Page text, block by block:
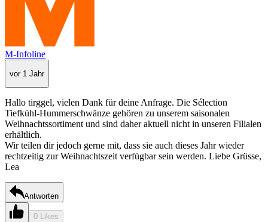
M-Infoline
vor 1 Jahr
Hallo tirggel, vielen Dank für deine Anfrage. Die Sélection
Tiefkühl-Hummerschwänze gehören zu unserem saisonalen
Weihnachtssortiment und sind daher aktuell nicht in unseren Filialen
erhältlich.
Wir teilen dir jedoch gerne mit, dass sie auch dieses Jahr wieder
rechtzeitig zur Weihnachtszeit verfügbar sein werden. Liebe Grüsse,
Lea
Antworten
0 Likes